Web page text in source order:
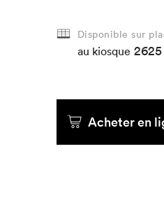
Disponible sur
au kiosque 2625
Acheter en